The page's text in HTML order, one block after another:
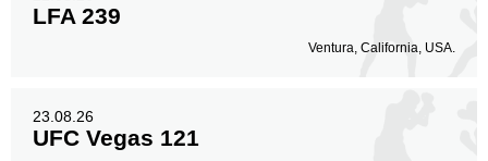
LFA 239
Ventura, California, USA.
23.08.26
UFC Vegas 121